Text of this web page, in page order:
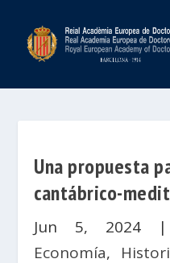
Una propuesta
cantábrico-
Jun 5, 2024
Economía,